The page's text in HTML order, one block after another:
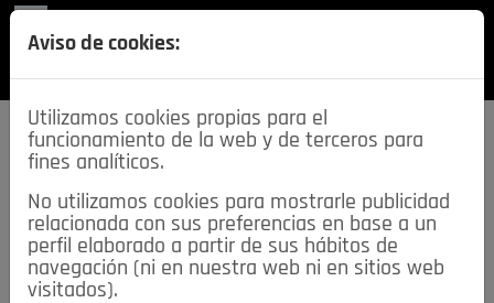
SECCIONES
descarga esta
REVISTA
Aviso de cookies:
Utilizamos cookies propias para el
funcionamiento de la web y de terceros para
fines analíticos.
No utilizamos cookies para mostrarle publicidad
relacionada con sus preferencias en base a un
perfil elaborado a partir de sus hábitos de
navegación (ni en nuestra web ni en sitios web
visitados).